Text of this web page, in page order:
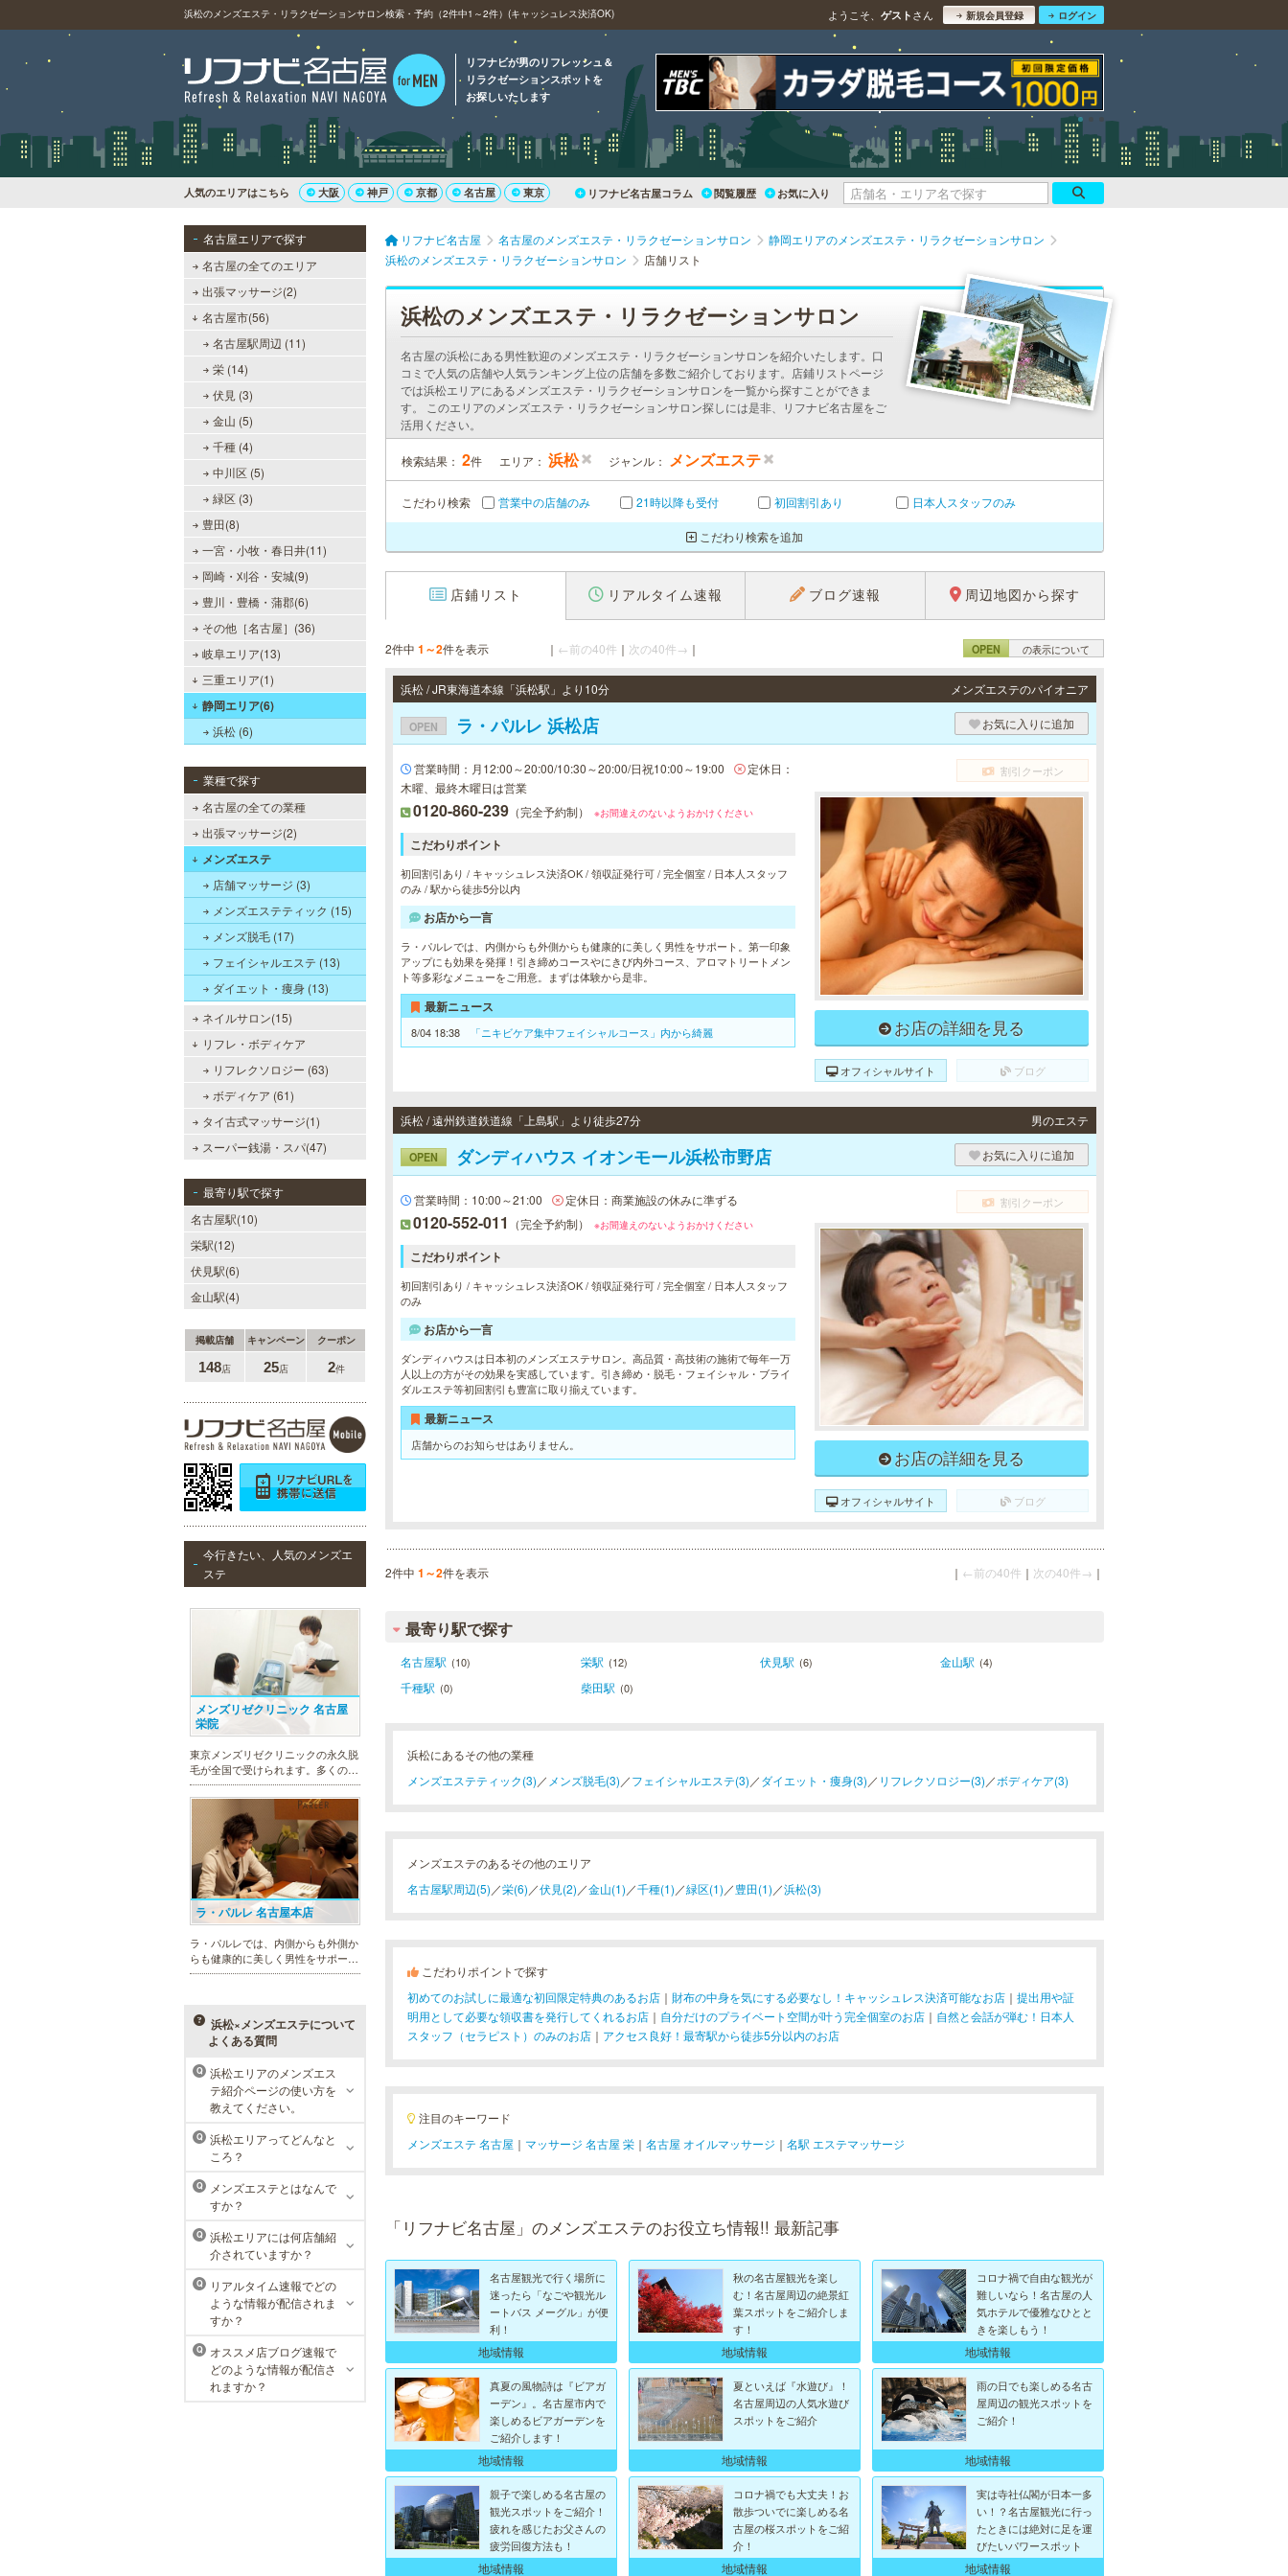
浜松のメンズエステ・リラクゼーションサロン検索・予約（2件中1～2件）(キャッシュレス決済OK) ようこそ、 ゲスト さん 新規会員登録 ログイン
リフナビが男のリフレッシュ＆
リラクゼーションスポットを
お探しいたします
人気のエリアはこちら 大阪 神戸 京都 名古屋 東京 リフナビ名古屋コラム 閲覧履歴 お気に入り
名古屋エリアで探す
名古屋の全てのエリア
出張マッサージ(2)
名古屋市(56)
名古屋駅周辺 (11)
栄 (14)
伏見 (3)
金山 (5)
千種 (4)
中川区 (5)
緑区 (3)
豊田(8)
一宮・小牧・春日井(11)
岡崎・刈谷・安城(9)
豊川・豊橋・蒲郡(6)
その他［名古屋］(36)
岐阜エリア(13)
三重エリア(1)
静岡エリア(6)
浜松 (6)
業種で探す
名古屋の全ての業種
出張マッサージ(2)
メンズエステ
店舗マッサージ (3)
メンズエステティック (15)
メンズ脱毛 (17)
フェイシャルエステ (13)
ダイエット・痩身 (13)
ネイルサロン(15)
リフレ・ボディケア
リフレクソロジー (63)
ボディケア (61)
タイ古式マッサージ(1)
スーパー銭湯・スパ(47)
最寄り駅で探す
名古屋駅(10)
栄駅(12)
伏見駅(6)
金山駅(4)
掲載店舗 キャンペーン クーポン
148店 25店 2件
今行きたい、人気のメンズエ
ステ
メンズリゼクリニック 名古屋
栄院
東京メンズリゼクリニックの永久脱
毛が全国で受けられます。多くの男
性患者様にご支持頂き、新宿1院か
ら始まったメンズリゼクリニック
が、現在では提携院含め全国10院を
展開するクリニックになりました。
ラ・パルレ 名古屋本店
ラ・パルレでは、内側からも外側か
らも健康的に美しく男性をサポー
ト。脱メタボリックやダイエット、
メニューをご用意。お得な体験コー
スも多数！
MEN’S TBC 名古屋本店
メンズTBCは、創業以来男性の健康
的な美を追究してきました。豊富な
脱毛メニューを始め、フェイシャル
ケア、下腹引き締め等、各種お得な
体験コースを取り揃えています。選
べる種類の多さで初めての方も安心
浜松×メンズエステについて
よくある質問
Q
浜松エリアのメンズエス
テ紹介ページの使い方を
教えてください。
Q
浜松エリアってどんなと
ころ？
Q
メンズエステとはなんで
すか？
Q
浜松エリアには何店舗紹
介されていますか？
Q
リアルタイム速報でどの
ような情報が配信されま
すか？
Q
オススメ店ブログ速報で
どのような情報が配信さ
れますか？
リフナビ名古屋 名古屋のメンズエステ・リラクゼーションサロン
静岡エリアのメンズエステ・リラクゼーションサロン
浜松のメンズエステ・リラクゼーションサロン
店舗リスト
浜松のメンズエステ・リラクゼーションサロン
名古屋の浜松にある男性歓迎のメンズエステ・リラクゼーションサロンを紹介いたします。口
コミで人気の店舗や人気ランキング上位の店舗を多数ご紹介しております。店鋪リストページ
では浜松エリアにあるメンズエステ・リラクゼーションサロンを一覧から探すことができま
す。 このエリアのメンズエステ・リラクゼーションサロン探しには是非、リフナビ名古屋をご
活用ください。
検索結果： 2件 エリア： 浜松 ジャンル： メンズエステ
こだわり検索 営業中の店舗のみ 21時以降も受付 初回割引あり 日本人スタッフのみ
こだわり検索を追加
店鋪リスト リアルタイム速報 ブログ速報 周辺地図から探す
2件中 1～2件を表示 ｜ ←前の40件 ｜ 次の40件→ ｜ OPEN の表示について
浜松 / JR東海道本線「浜松駅」より10分 メンズエステのパイオニア
OPEN ラ・パルレ 浜松店 お気に入りに追加
営業時間：月12:00～20:00/10:30～20:00/日祝10:00～19:00
定休日：
木曜、最終木曜日は営業
0120-860-239 （完全予約制） ※お間違えのないようおかけください
こだわりポイント
初回割引あり / キャッシュレス決済OK / 領収証発行可 / 完全個室 / 日本人スタッフ
のみ / 駅から徒歩5分以内
お店から一言
ラ・パルレでは、内側からも外側からも健康的に美しく男性をサポート。第一印象
アップにも効果を発揮！引き締めコースやにきび内外コース、アロマトリートメン
ト等多彩なメニューをご用意。まずは体験から是非。
最新ニュース
8/04 18:38 「ニキビケア集中フェイシャルコース」内から綺麗
割引クーポン
お店の詳細を見る
オフィシャルサイト ブログ
浜松 / 遠州鉄道鉄道線「上島駅」より徒歩27分 男のエステ
OPEN ダンディハウス イオンモール浜松市野店 お気に入りに追加
営業時間：10:00～21:00 定休日：商業施設の休みに準ずる
0120-552-011 （完全予約制） ※お間違えのないようおかけください
こだわりポイント
初回割引あり / キャッシュレス決済OK / 領収証発行可 / 完全個室 / 日本人スタッフ
のみ
お店から一言
ダンディハウスは日本初のメンズエステサロン。高品質・高技術の施術で毎年一万
人以上の方がその効果を実感しています。引き締め・脱毛・フェイシャル・ブライ
ダルエステ等初回割引も豊富に取り揃えています。
最新ニュース
店舗からのお知らせはありません。
割引クーポン
お店の詳細を見る
オフィシャルサイト ブログ
2件中 1～2件を表示 ｜ ←前の40件 ｜ 次の40件→ ｜
最寄り駅で探す
名古屋駅 (10) 栄駅 (12) 伏見駅 (6) 金山駅 (4)
千種駅 (0) 柴田駅 (0)
浜松にあるその他の業種
メンズエステティック(3) ／ メンズ脱毛(3) ／フェイシャルエステ(3) ／ダイエット・痩身(3) ／ リフレクソロジー(3) ／ボディケア(3)
メンズエステのあるその他のエリア
名古屋駅周辺(5) ／栄(6) ／伏見(2) ／金山(1) ／千種(1) ／緑区(1) ／豊田(1) ／浜松(3)
こだわりポイントで探す
初めてのお試しに最適な初回限定特典のあるお店 ｜ 財布の中身を気にする必要なし！キャッシュレス決済可能なお店 ｜ 提出用や証
明用として必要な領収書を発行してくれるお店 ｜ 自分だけのプライベート空間が叶う完全個室のお店 ｜ 自然と会話が弾む！日本人
スタッフ（セラピスト）のみのお店 ｜ アクセス良好！最寄駅から徒歩5分以内のお店
注目のキーワード
メンズエステ 名古屋 ｜ マッサージ 名古屋 栄 ｜ 名古屋 オイルマッサージ ｜ 名駅 エステマッサージ
「リフナビ名古屋」のメンズエステのお役立ち情報!! 最新記事
名古屋観光で行く場所に
迷ったら「なごや観光ル
ートバス メーグル」が便
利！
地域情報
秋の名古屋観光を楽し
む！名古屋周辺の絶景紅
葉スポットをご紹介しま
す！
地域情報
コロナ禍で自由な観光が
難しいなら！名古屋の人
気ホテルで優雅なひとと
きを楽しもう！
地域情報
真夏の風物詩は『ビアガ
ーデン』。名古屋市内で
楽しめるビアガーデンを
ご紹介します！
地域情報
夏といえば『水遊び』！
名古屋周辺の人気水遊び
スポットをご紹介
地域情報
雨の日でも楽しめる名古
屋周辺の観光スポットを
ご紹介！
地域情報
親子で楽しめる名古屋の
観光スポットをご紹介！
疲れを感じたお父さんの
疲労回復方法も！
地域情報
コロナ禍でも大丈夫！お
散歩ついでに楽しめる名
古屋の桜スポットをご紹
介！
地域情報
実は寺社仏閣が日本一多
い！？名古屋観光に行っ
たときには絶対に足を運
びたいパワースポット
地域情報